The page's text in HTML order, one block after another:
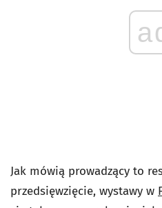
Jak mówią prowadzący to
przedsięwzięcie, wystawy w